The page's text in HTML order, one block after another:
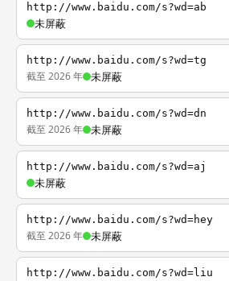
http://www.baidu.com/s?wd=ab
未屏蔽
http://www.baidu.com/s?wd=tg
截至 2026 年 未屏蔽
http://www.baidu.com/s?wd=dn
截至 2026 年 未屏蔽
http://www.baidu.com/s?wd=aj
未屏蔽
http://www.baidu.com/s?wd=hey
截至 2026 年 未屏蔽
http://www.baidu.com/s?wd=liu